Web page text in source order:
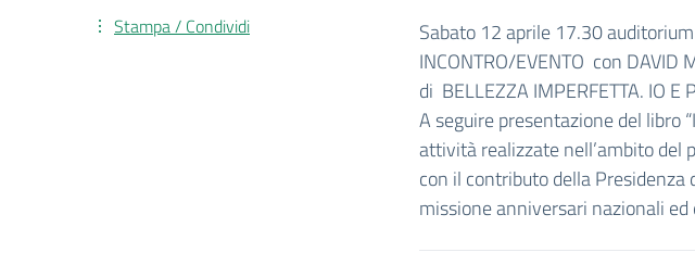
Sabato 12 aprile 17.30 auditorium
INCONTRO/EVENTO con DAVID
di BELLEZZA IMPERFETTA. IO E
A seguire presentazione del libro
attività realizzate nell’ambito del
con il contributo della
missione anniversari nazionali
Stampa / Condividi